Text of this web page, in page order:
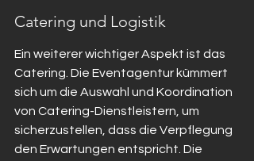
Catering und Logistik
Ein weiterer wichtiger Aspekt ist das
Catering. Die Eventagentur kümmert
sich um die Auswahl und Koordination
von Catering-Dienstleistern, um
sicherzustellen, dass die Verpflegung
den Erwartungen entspricht. Die